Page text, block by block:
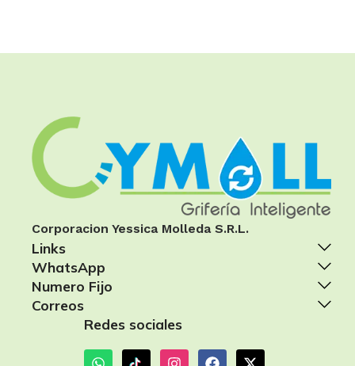
Corporacion Yessica Molleda S.R.L.
Links
WhatsApp
Numero Fijo
Correos
Redes sociales